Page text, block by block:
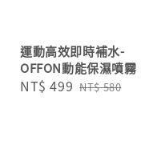
運動高效即時補水-
OFFON動能保濕噴霧
Sale
NT$ 499 Regular
NT$ 580